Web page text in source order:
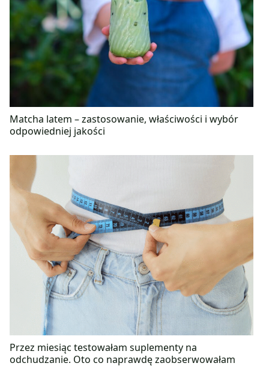
Matcha latem – zastosowanie, właściwości i wybór
odpowiedniej jakości
Przez miesiąc testowałam suplementy na
odchudzanie. Oto co naprawdę zaobserwowałam